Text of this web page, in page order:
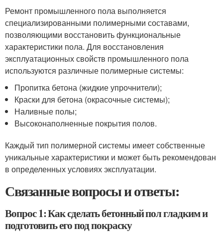
Ремонт промышленного пола выполняется
специализированными полимерными составами,
позволяющими восстановить функциональные
характеристики пола. Для восстановления
эксплуатационных свойств промышленного пола
используются различные полимерные системы:
Пропитка бетона (жидкие упрочнители);
Краски для бетона (окрасочные системы);
Наливные полы;
Высоконаполненные покрытия полов.
Каждый тип полимерной системы имеет собственные
уникальные характеристики и может быть рекомендован
в определенных условиях эксплуатации.
Связанные вопросы и ответы:
Вопрос 1: Как сделать бетонный пол гладким и
подготовить его под покраску